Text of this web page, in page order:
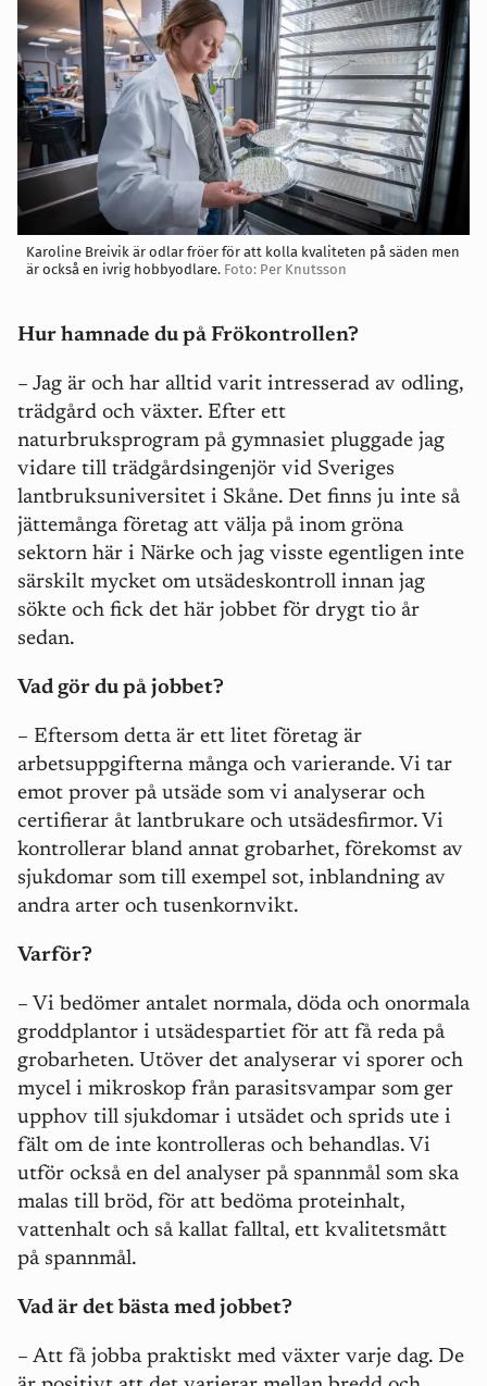
Karoline Breivik är odlar fröer för att kolla kvaliteten på säden men
är också en ivrig hobbyodlare. Foto: Per Knutsson
Hur hamnade du på Frökontrollen?
– Jag är och har alltid varit intresserad av odling,
trädgård och växter. Efter ett
naturbruksprogram på gymnasiet pluggade jag
vidare till trädgårdsingenjör vid Sveriges
lantbruksuniversitet i Skåne. Det finns ju inte så
jättemånga företag att välja på inom gröna
sektorn här i Närke och jag visste egentligen inte
särskilt mycket om utsädeskontroll innan jag
sökte och fick det här jobbet för drygt tio år
sedan.
Vad gör du på jobbet?
– Eftersom detta är ett litet företag är
arbetsuppgifterna många och varierande. Vi tar
emot prover på utsäde som vi analyserar och
certifierar åt lantbrukare och utsädesfirmor. Vi
kontrollerar bland annat grobarhet, förekomst av
sjukdomar som till exempel sot, inblandning av
andra arter och tusenkornvikt.
Varför?
– Vi bedömer antalet normala, döda och onormala
groddplantor i utsädespartiet för att få reda på
grobarheten. Utöver det analyserar vi sporer och
mycel i mikroskop från parasitsvampar som ger
upphov till sjukdomar i utsädet och sprids ute i
fält om de inte kontrolleras och behandlas. Vi
utför också en del analyser på spannmål som ska
malas till bröd, för att bedöma proteinhalt,
vattenhalt och så kallat falltal, ett kvalitetsmått
på spannmål.
Vad är det bästa med jobbet?
– Att få jobba praktiskt med växter varje dag. De